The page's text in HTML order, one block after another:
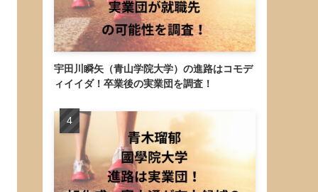
宇田川瞬矢（青山学院大学）の進路はコモデ
ィイイダ！卒業後の実業団を調査！